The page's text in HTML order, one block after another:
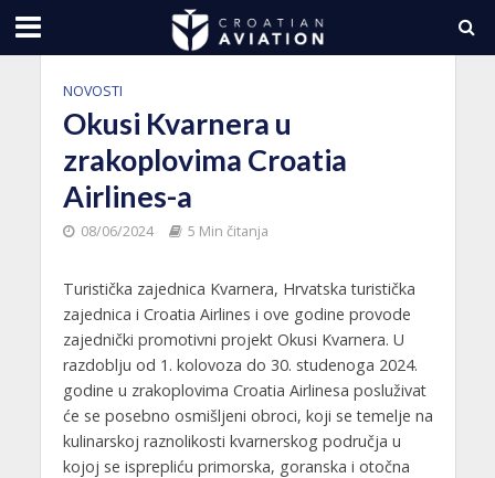
NOVOSTI
Okusi Kvarnera u
zrakoplovima Croatia
Airlines-a
08/06/2024 5 Min čitanja
Turistička zajednica Kvarnera, Hrvatska turistička
zajednica i Croatia Airlines i ove godine provode
zajednički promotivni projekt Okusi Kvarnera. U
razdoblju od 1. kolovoza do 30. studenoga 2024.
godine u zrakoplovima Croatia Airlinesa posluživat
će se posebno osmišljeni obroci, koji se temelje na
kulinarskoj raznolikosti kvarnerskog područja u
kojoj se isprepliću primorska, goranska i otočna